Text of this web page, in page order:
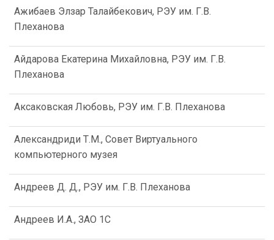
Ажибаев Элзар Талайбекович, РЭУ им. Г.В.
Плеханова
Айдарова Екатерина Михайловна, РЭУ им. Г.В.
Плеханова
Аксаковская Любовь, РЭУ им. Г.В. Плеханова
Александриди Т.М., Совет Виртуального
компьютерного музея
Андреев Д. Д., РЭУ им. Г.В. Плеханова
Андреев И.А., ЗАО 1С